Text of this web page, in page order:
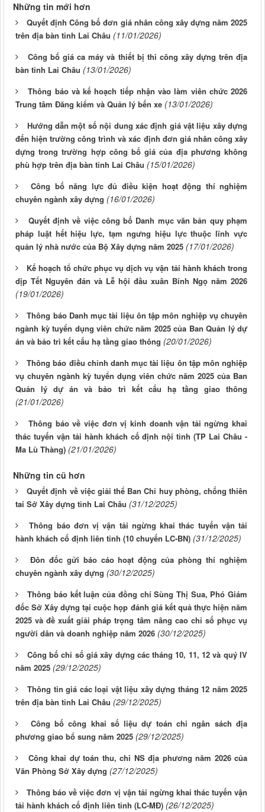
Những tin mới hơn
Quyết định Công bố đơn giá nhân công xây dựng năm 2025
trên địa bàn tỉnh Lai Châu (11/01/2026)
Công bố giá ca máy và thiết bị thi công xây dựng trên địa
bàn tỉnh Lai Châu (13/01/2026)
Thông báo và kế hoạch tiếp nhận vào làm viên chức 2026
Trung tâm Đăng kiểm và Quản lý bến xe (13/01/2026)
Hướng dẫn một số nội dung xác định giá vật liệu xây dựng
đến hiện trường công trình và xác định đơn giá nhân công xây
dựng trong trường hợp công bố giá của địa phương không
phù hợp trên địa bàn tỉnh Lai Châu (15/01/2026)
Công bố năng lực đủ điều kiện hoạt động thí nghiệm
chuyên ngành xây dựng (16/01/2026)
Quyết định về việc công bố Danh mục văn bản quy phạm
pháp luật hết hiệu lực, tạm ngưng hiệu lực thuộc lĩnh vực
quản lý nhà nước của Bộ Xây dựng năm 2025 (17/01/2026)
Kế hoạch tổ chức phục vụ dịch vụ vận tải hành khách trong
dịp Tết Nguyên đán và Lễ hội đầu xuân Bính Ngọ năm 2026
(19/01/2026)
Thông báo Danh mục tài liệu ôn tập môn nghiệp vụ chuyên
ngành kỳ tuyển dụng viên chức năm 2025 của Ban Quản lý dự
án và bảo trì kết cấu hạ tầng giao thông (20/01/2026)
Thông báo điều chỉnh danh mục tài liệu ôn tập môn nghiệp
vụ chuyên ngành kỳ tuyển dụng viên chức năm 2025 của Ban
Quản lý dự án và bảo trì kết cấu hạ tầng giao thông
(21/01/2026)
Thông báo về việc đơn vị kinh doanh vận tải ngừng khai
thác tuyến vận tải hành khách cố định nội tỉnh (TP Lai Châu -
Ma Lù Thàng) (21/01/2026)
Những tin cũ hơn
Quyết định về việc giải thể Ban Chỉ huy phòng, chống thiên
tai Sở Xây dựng tỉnh Lai Châu (31/12/2025)
Thông báo đơn vị vận tải ngừng khai thác tuyến vận tải
hành khách cố định liên tỉnh (10 chuyến LC-BN) (31/12/2025)
Đôn đốc gửi báo cáo hoạt động của phòng thí nghiệm
chuyên ngành xây dựng (30/12/2025)
Thông báo kết luận của đồng chí Sùng Thị Sua, Phó Giám
đốc Sở Xây dựng tại cuộc họp đánh giá kết quả thực hiện năm
2025 và đề xuất giải pháp trọng tâm nâng cao chỉ số phục vụ
người dân và doanh nghiệp năm 2026 (30/12/2025)
Công bố chỉ số giá xây dựng các tháng 10, 11, 12 và quý IV
năm 2025 (29/12/2025)
Thông tin giá các loại vật liệu xây dựng tháng 12 năm 2025
trên địa bàn tỉnh Lai Châu (29/12/2025)
Công bố công khai số liệu dự toán chi ngân sách địa
phương giao bổ sung năm 2025 (29/12/2025)
Công khai dự toán thu, chi NS địa phương năm 2026 của
Văn Phòng Sở Xây dựng (27/12/2025)
Thông báo về việc đơn vị vận tải ngừng khai thác tuyến vận
tải hành khách cố định liên tỉnh (LC-MĐ) (26/12/2025)